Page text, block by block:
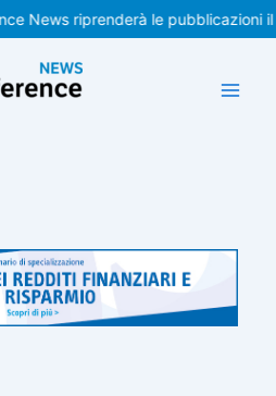
riprenderà le pubblicazioni il 31